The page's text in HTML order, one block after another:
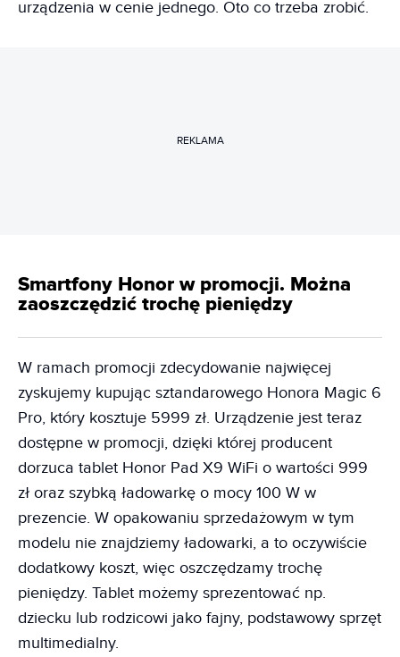
urządzenia w cenie jednego. Oto co trzeba zrobić.
REKLAMA
Smartfony Honor w promocji. Można
zaoszczędzić trochę pieniędzy
W ramach promocji zdecydowanie najwięcej
zyskujemy kupując sztandarowego Honora Magic 6
Pro, który kosztuje 5999 zł. Urządzenie jest teraz
dostępne w promocji, dzięki której producent
dorzuca tablet Honor Pad X9 WiFi o wartości 999
zł oraz szybką ładowarkę o mocy 100 W w
prezencie. W opakowaniu sprzedażowym w tym
modelu nie znajdziemy ładowarki, a to oczywiście
dodatkowy koszt, więc oszczędzamy trochę
pieniędzy. Tablet możemy sprezentować np.
dziecku lub rodzicowi jako fajny, podstawowy sprzęt
multimedialny.